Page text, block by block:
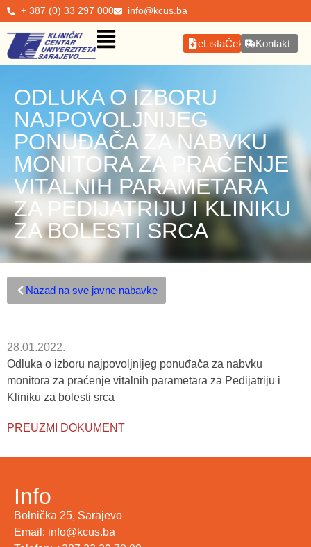
+ 387 (0) 33 297 000 info@kcus.ba
eListaČekanjaKontakt
ODLUKA O IZBORU
NAJPOVOLJNIJEG
PONUĐAČA ZA NABVKU
MONITORA ZA PRAĆENJE
VITALNIH PARAMETARA
ZA PEDIJATRIJU I KLINIKU
ZA BOLESTI SRCA
Nazad na sve javne nabavke
28.01.2022.
Odluka o izboru najpovoljnijeg ponuđača za nabvku
monitora za praćenje vitalnih parametara za Pedijatriju i
Kliniku za bolesti srca
PREUZMI DOKUMENT
Info
Bolnička 25, Sarajevo
Email: info@kcus.ba